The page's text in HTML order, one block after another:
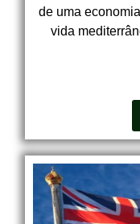
de uma
vida